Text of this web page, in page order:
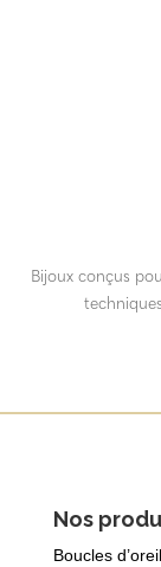
Bijoux conçus
Nos
Boucles